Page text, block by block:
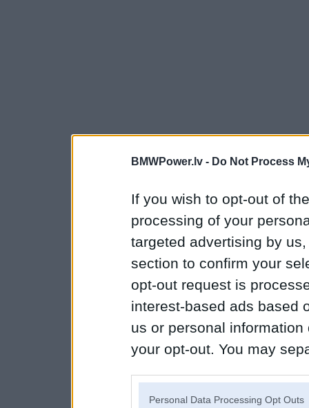
BMWPower.lv - Do Not Process
If you wish to opt-out of
processing of your
targeted advertising by
section to confirm your
opt-out request is
interest-based ads based
us or personal
your opt-out. You may
Personal Data Processing Opt Outs